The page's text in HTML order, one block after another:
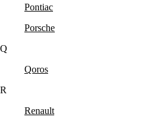
Pontiac
Porsche
Q
Qoros
R
Renault